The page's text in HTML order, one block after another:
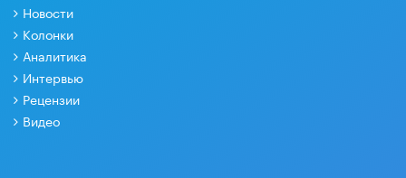
Новости
Колонки
Аналитика
Интервью
Рецензии
Видео